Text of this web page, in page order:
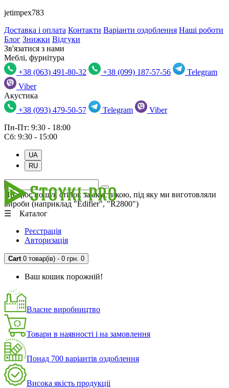
jetimpex783
Доставка і оплата Контакти Варіанти оздоблення Наші роботи
Блог Знижки Відгуки
Зв'язатися з нами
Меблі, фурнітура
+38 (063) 491-80-32
+38 (099) 187-57-56
Telegram
Viber
Акустика
+38 (093) 479-50-57
Telegram
Viber
Пн-Пт: 9:30 - 18:00
Сб: 9:30 - 15:00
UA
RU
Працює пошук стійок за акустикою, під яку ми виготовляли
вироби (наприклад "Edifier", "R2800")
☰ Каталог
Реєстрація
Авторизація
Cart 0 товар(ів) - 0 грн. 0
Ваш кошик порожній!
Власне виробництво
Товари в наявності і на замовлення
Понад 700 варіантів оздоблення
Висока якість продукціі